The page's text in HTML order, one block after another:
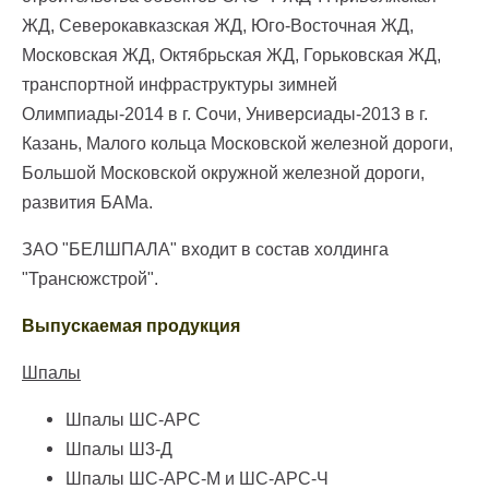
ЖД, Северокавказская ЖД, Юго-Восточная ЖД,
Московская ЖД, Октябрьская ЖД, Горьковская ЖД,
транспортной инфраструктуры зимней
Олимпиады-2014 в г. Сочи, Универсиады-2013 в г.
Казань, Малого кольца Московской железной дороги,
Большой Московской окружной железной дороги,
развития БАМа.
ЗАО "БЕЛШПАЛА" входит в состав холдинга
"Трансюжстрой".
Выпускаемая продукция
Шпалы
Шпалы ШС-АРС
Шпалы Ш3-Д
Шпалы ШС-АРС-М и ШС-АРС-Ч